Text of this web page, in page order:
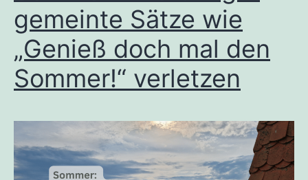
gemeinte Sätze wie
„Genieß doch mal den
Sommer!“ verletzen